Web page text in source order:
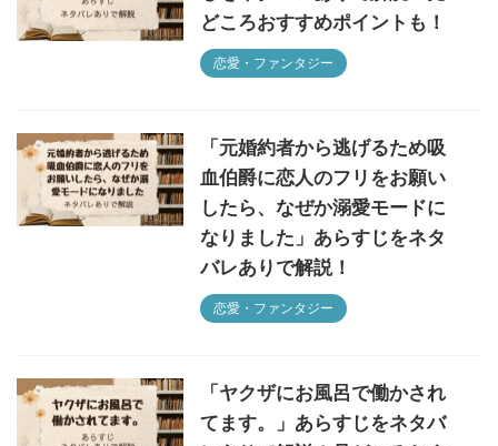
どころおすすめポイントも！
恋愛・ファンタジー
「元婚約者から逃げるため吸
血伯爵に恋人のフリをお願い
したら、なぜか溺愛モードに
なりました」あらすじをネタ
バレありで解説！
恋愛・ファンタジー
「ヤクザにお風呂で働かされ
てます。」あらすじをネタバ